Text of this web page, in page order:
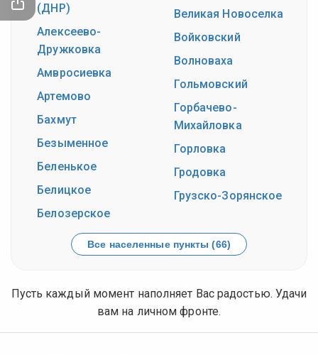
(ДНР)
Алексеево-
Дружковка
Амвросиевка
Артемово
Бахмут
Безыменное
Беленькое
Белицкое
Белозерское
Великая Новоселка
Войковский
Волноваха
Гольмовский
Горбачево-
Михайловка
Горловка
Гродовка
Грузско-Зорянское
Все населенные пункты (66)
Пусть каждый момент наполняет Вас радостью. Удачи
вам на личном фронте.